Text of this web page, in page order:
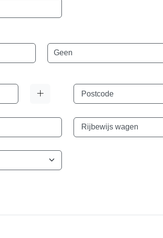
Taal
Postcode
Rijbewijs wagen